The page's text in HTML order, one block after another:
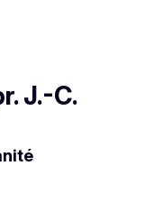
J.-C.